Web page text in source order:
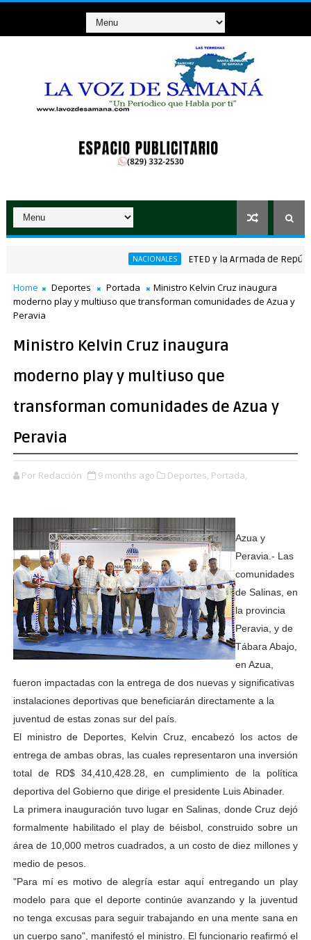
NACIONALES ETED y la Armada de República
Home Deportes Portada
Ministro Kelvin Cruz inaugura
moderno play y multiuso que transforman comunidades de Azua y
Peravia
Ministro Kelvin Cruz inaugura
moderno play y multiuso que
transforman comunidades de Azua y
Peravia
Por Redacción 9 months ago Deportes, Portada,
Azua y
Peravia.- Las
comunidades
de Salinas, en
la provincia
Peravia, y de
Tábara Abajo,
en Azua,
fueron impactadas con la entrega de dos nuevas y significativas
instalaciones deportivas que beneficiarán directamente a la
juventud de estas zonas sur del país.
El ministro de Deportes, Kelvin Cruz, encabezó los actos de
entrega de ambas obras, las cuales representaron una inversión
total de RD$ 34,410,428.28, en cumplimiento de la política
deportiva del Gobierno que dirige el presidente Luis Abinader.
La primera inauguración tuvo lugar en Salinas, donde Cruz dejó
formalmente habilitado el play de béisbol, construido sobre un
área de 10,000 metros cuadrados, a un costo de diez millones y
medio de pesos.
"Para mí es motivo de alegría estar aquí entregando un play
modelo para que el deporte continúe avanzando y la juventud
no tenga excusas para seguir trabajando en una mente sana en
un cuerpo sano", manifestó el ministro. El funcionario reafirmó el